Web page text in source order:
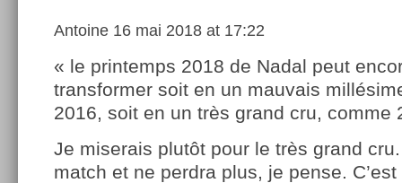
Antoine 16 mai 2018 at 17:22
« le printemps 2018 de Nadal peut
transformer soit en un mauvais
2016, soit en un très grand cru, comme
Je miserais plutôt pour le très grand
match et ne perdra plus, je pense. C’est